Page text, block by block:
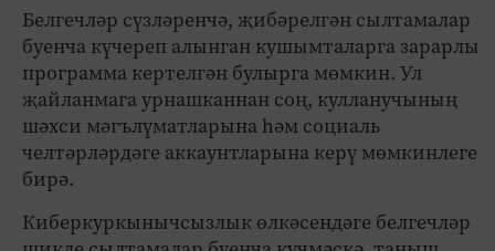
Белгечләр сүзләренчә, җибәрелгән сылтамалар
буенча күчереп алынган кушымталарга зарарлы
программа кертелгән булырга мөмкин. Ул
җайланмага урнашканнан соң, кулланучының
шәхси мәгълүматларына һәм социаль
челтәрләрдәге аккаунтларына керү мөмкинлеге
бирә.
Киберкуркынычсызлык өлкәсендәге белгечләр